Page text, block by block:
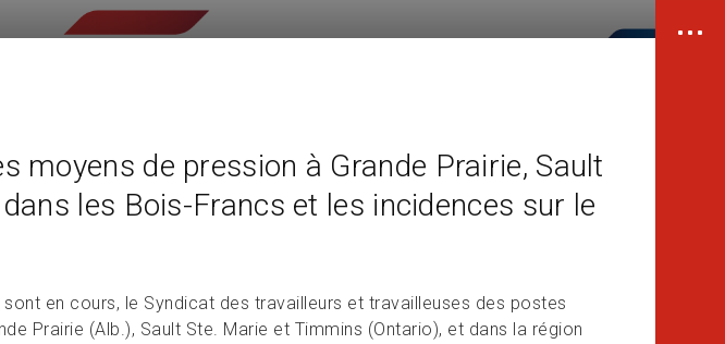
moyens de pression à Grande Prairie, Sault
les Bois-Francs et les incidences sur le
en cours, le Syndicat des travailleurs et travailleuses des postes
Prairie (Alb.), Sault Ste. Marie et Timmins (Ontario), et dans la région